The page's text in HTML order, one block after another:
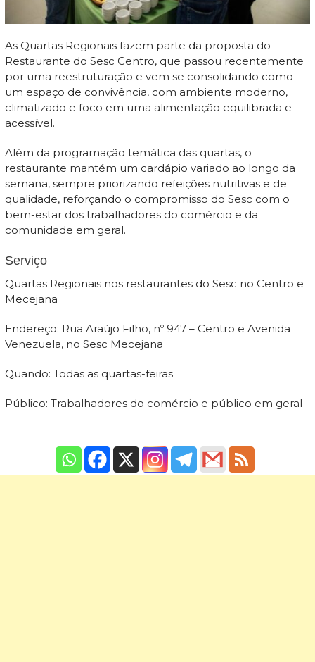
As Quartas Regionais fazem parte da proposta do
Restaurante do Sesc Centro, que passou recentemente
por uma reestruturação e vem se consolidando como
um espaço de convivência, com ambiente moderno,
climatizado e foco em uma alimentação equilibrada e
acessível.
Além da programação temática das quartas, o
restaurante mantém um cardápio variado ao longo da
semana, sempre priorizando refeições nutritivas e de
qualidade, reforçando o compromisso do Sesc com o
bem-estar dos trabalhadores do comércio e da
comunidade em geral.
Serviço
Quartas Regionais nos restaurantes do Sesc no Centro e
Mecejana
Endereço: Rua Araújo Filho, nº 947 – Centro e Avenida
Venezuela, no Sesc Mecejana
Quando: Todas as quartas-feiras
Público: Trabalhadores do comércio e público em geral